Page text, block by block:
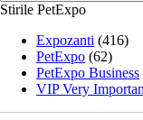
Stirile PetExpo
Expozanti (416)
PetExpo (62)
PetExpo Business
VIP Very